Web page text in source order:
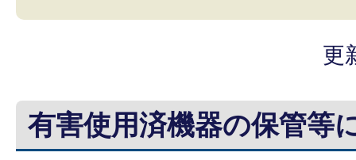
更
有害使用済機器の保管等